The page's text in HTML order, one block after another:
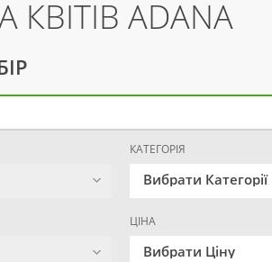
ADANA
КАТЕГОРІЯ
Вибрати Категорії
ЦІНА
Вибрати Ціну